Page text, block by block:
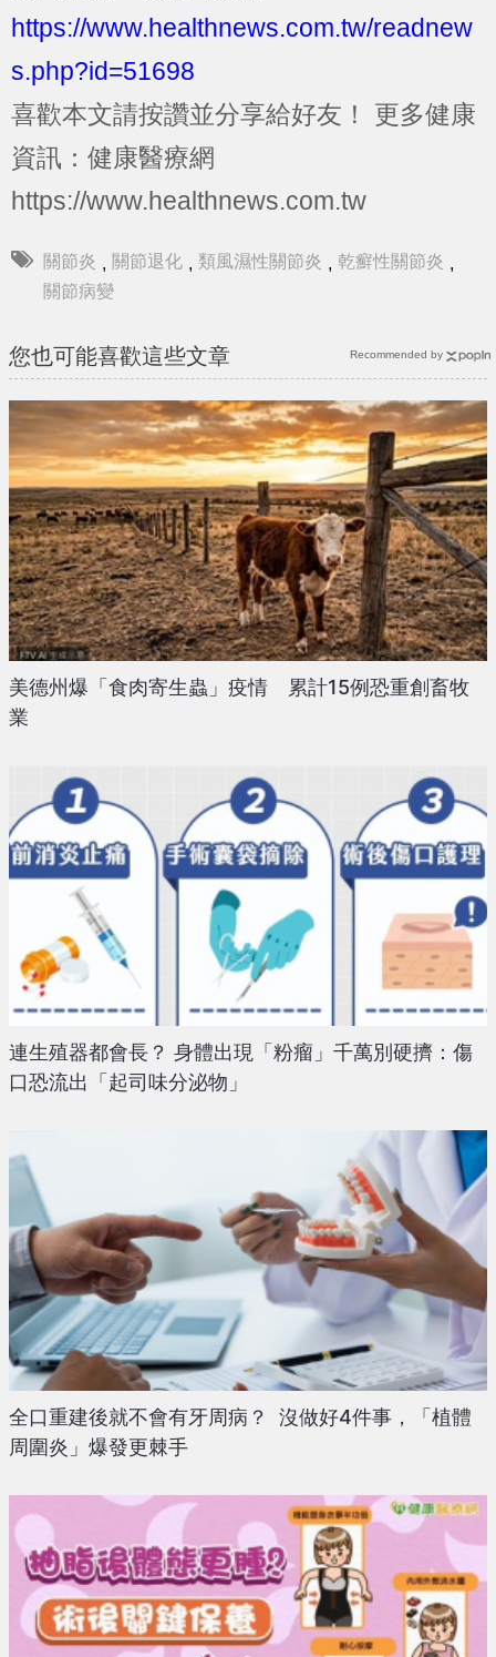
https://www.healthnews.com.tw/readnew
s.php?id=51698
喜歡本文請按讚並分享給好友！
更多健康
資訊：健康醫療網
https://www.healthnews.com.tw
關節炎 , 關節退化 , 類風濕性關節炎 , 乾癬性關節炎 ,
關節病變
您也可能喜歡這些文章
美德州爆「食肉寄生蟲」疫情 累計15例恐重創畜牧
業
連生殖器都會長？ 身體出現「粉瘤」千萬別硬擠：傷
口恐流出「起司味分泌物」
全口重建後就不會有牙周病？ 沒做好4件事，「植體
周圍炎」爆發更棘手
Recommended by